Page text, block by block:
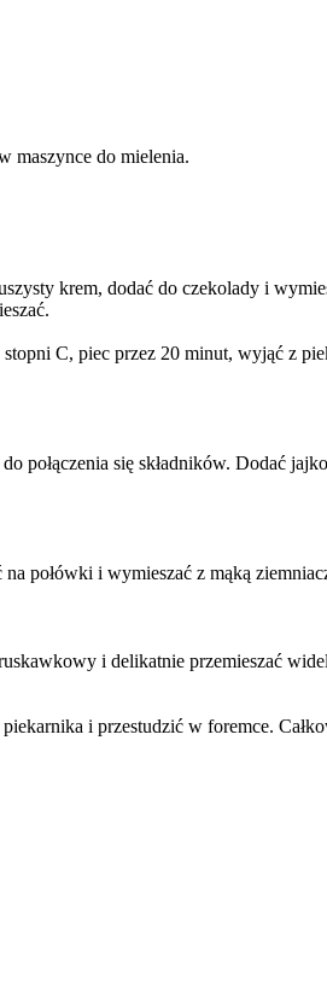
maszynce do mielenia.
krem, dodać do czekolady i
C, piec przez 20 minut, wyjąć z
połączenia się składników. Dodać
połówki i wymieszać z mąką
i delikatnie przemieszać
i przestudzić w foremce.